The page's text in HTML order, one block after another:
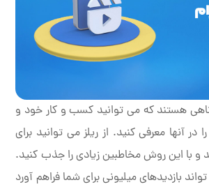
هستند که می توانید کسب و کار خود و
آنها معرفی کنید. از ریلز می توانید برای
و با این روش مخاطبین زیادی را جذب کنید.
بازدیدهای میلیونی برای شما فراهم آورد